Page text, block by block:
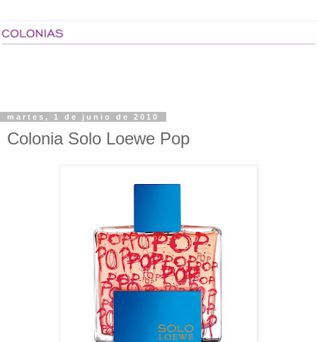
martes, 1 de junio de 2010
Colonia Solo Loewe Pop